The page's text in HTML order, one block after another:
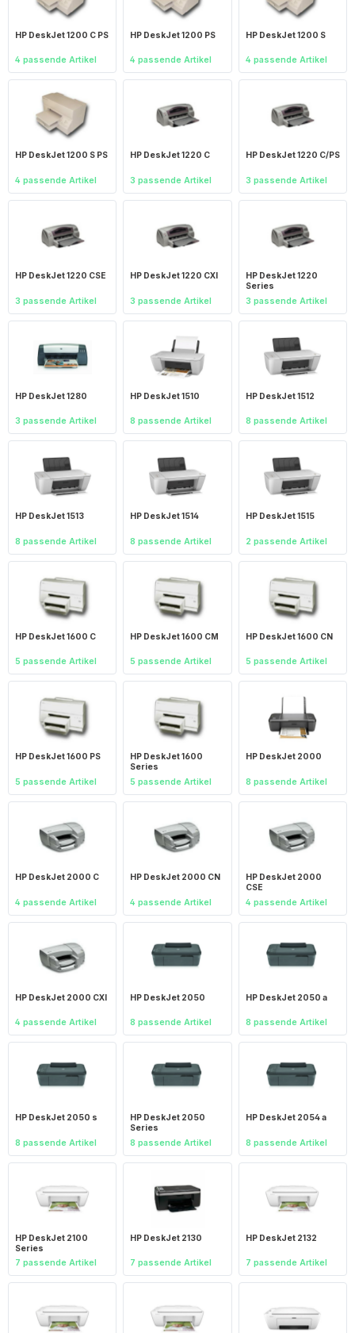
HP DeskJet 1200 C PS
4 passende Artikel
HP DeskJet 1200 PS
4 passende Artikel
HP DeskJet 1200 S
4 passende Artikel
HP DeskJet 1200 S PS
4 passende Artikel
HP DeskJet 1220 C
3 passende Artikel
HP DeskJet 1220 C/PS
3 passende Artikel
HP DeskJet 1220 CSE
3 passende Artikel
HP DeskJet 1220 CXI
3 passende Artikel
HP DeskJet 1220
Series
3 passende Artikel
HP DeskJet 1280
3 passende Artikel
HP DeskJet 1510
8 passende Artikel
HP DeskJet 1512
8 passende Artikel
HP DeskJet 1513
8 passende Artikel
HP DeskJet 1514
8 passende Artikel
HP DeskJet 1515
2 passende Artikel
HP DeskJet 1600 C
5 passende Artikel
HP DeskJet 1600 CM
5 passende Artikel
HP DeskJet 1600 CN
5 passende Artikel
HP DeskJet 1600 PS
5 passende Artikel
HP DeskJet 1600
Series
5 passende Artikel
HP DeskJet 2000
8 passende Artikel
HP DeskJet 2000 C
4 passende Artikel
HP DeskJet 2000 CN
4 passende Artikel
HP DeskJet 2000
CSE
4 passende Artikel
HP DeskJet 2000 CXI
4 passende Artikel
HP DeskJet 2050
8 passende Artikel
HP DeskJet 2050 a
8 passende Artikel
HP DeskJet 2050 s
8 passende Artikel
HP DeskJet 2050
Series
8 passende Artikel
HP DeskJet 2054 a
8 passende Artikel
HP DeskJet 2100
Series
7 passende Artikel
HP DeskJet 2130
7 passende Artikel
HP DeskJet 2132
7 passende Artikel